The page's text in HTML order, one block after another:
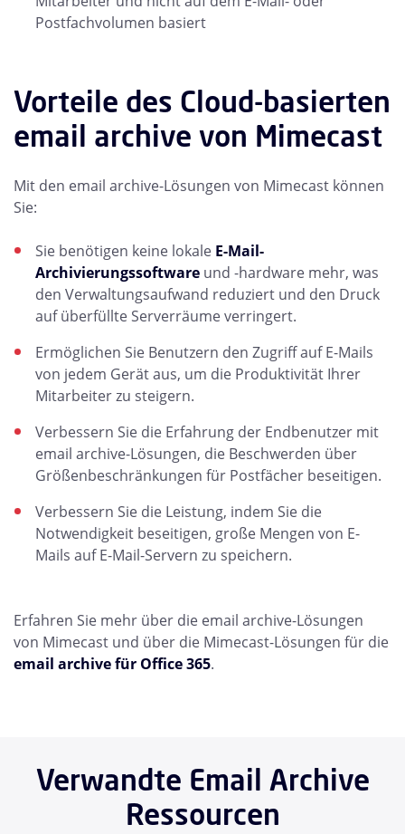
Postfachvolumen basiert
Vorteile des Cloud-basierten
email archive von Mimecast
Mit den email archive-Lösungen von Mimecast können
Sie:
Sie benötigen keine lokale E-Mail-
Archivierungssoftware und -hardware mehr, was
den Verwaltungsaufwand reduziert und den Druck
auf überfüllte Serverräume verringert.
Ermöglichen Sie Benutzern den Zugriff auf E-Mails
von jedem Gerät aus, um die Produktivität Ihrer
Mitarbeiter zu steigern.
Verbessern Sie die Erfahrung der Endbenutzer mit
email archive-Lösungen, die Beschwerden über
Größenbeschränkungen für Postfächer beseitigen.
Verbessern Sie die Leistung, indem Sie die
Notwendigkeit beseitigen, große Mengen von E-
Mails auf E-Mail-Servern zu speichern.
Erfahren Sie mehr über die email archive-Lösungen
von Mimecast und über die Mimecast-Lösungen für die
email archive für Office 365.
Verwandte Email Archive
Ressourcen